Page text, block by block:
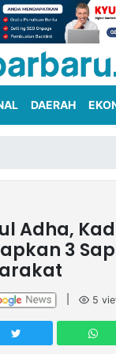
DAERAH
Adha,
3
5